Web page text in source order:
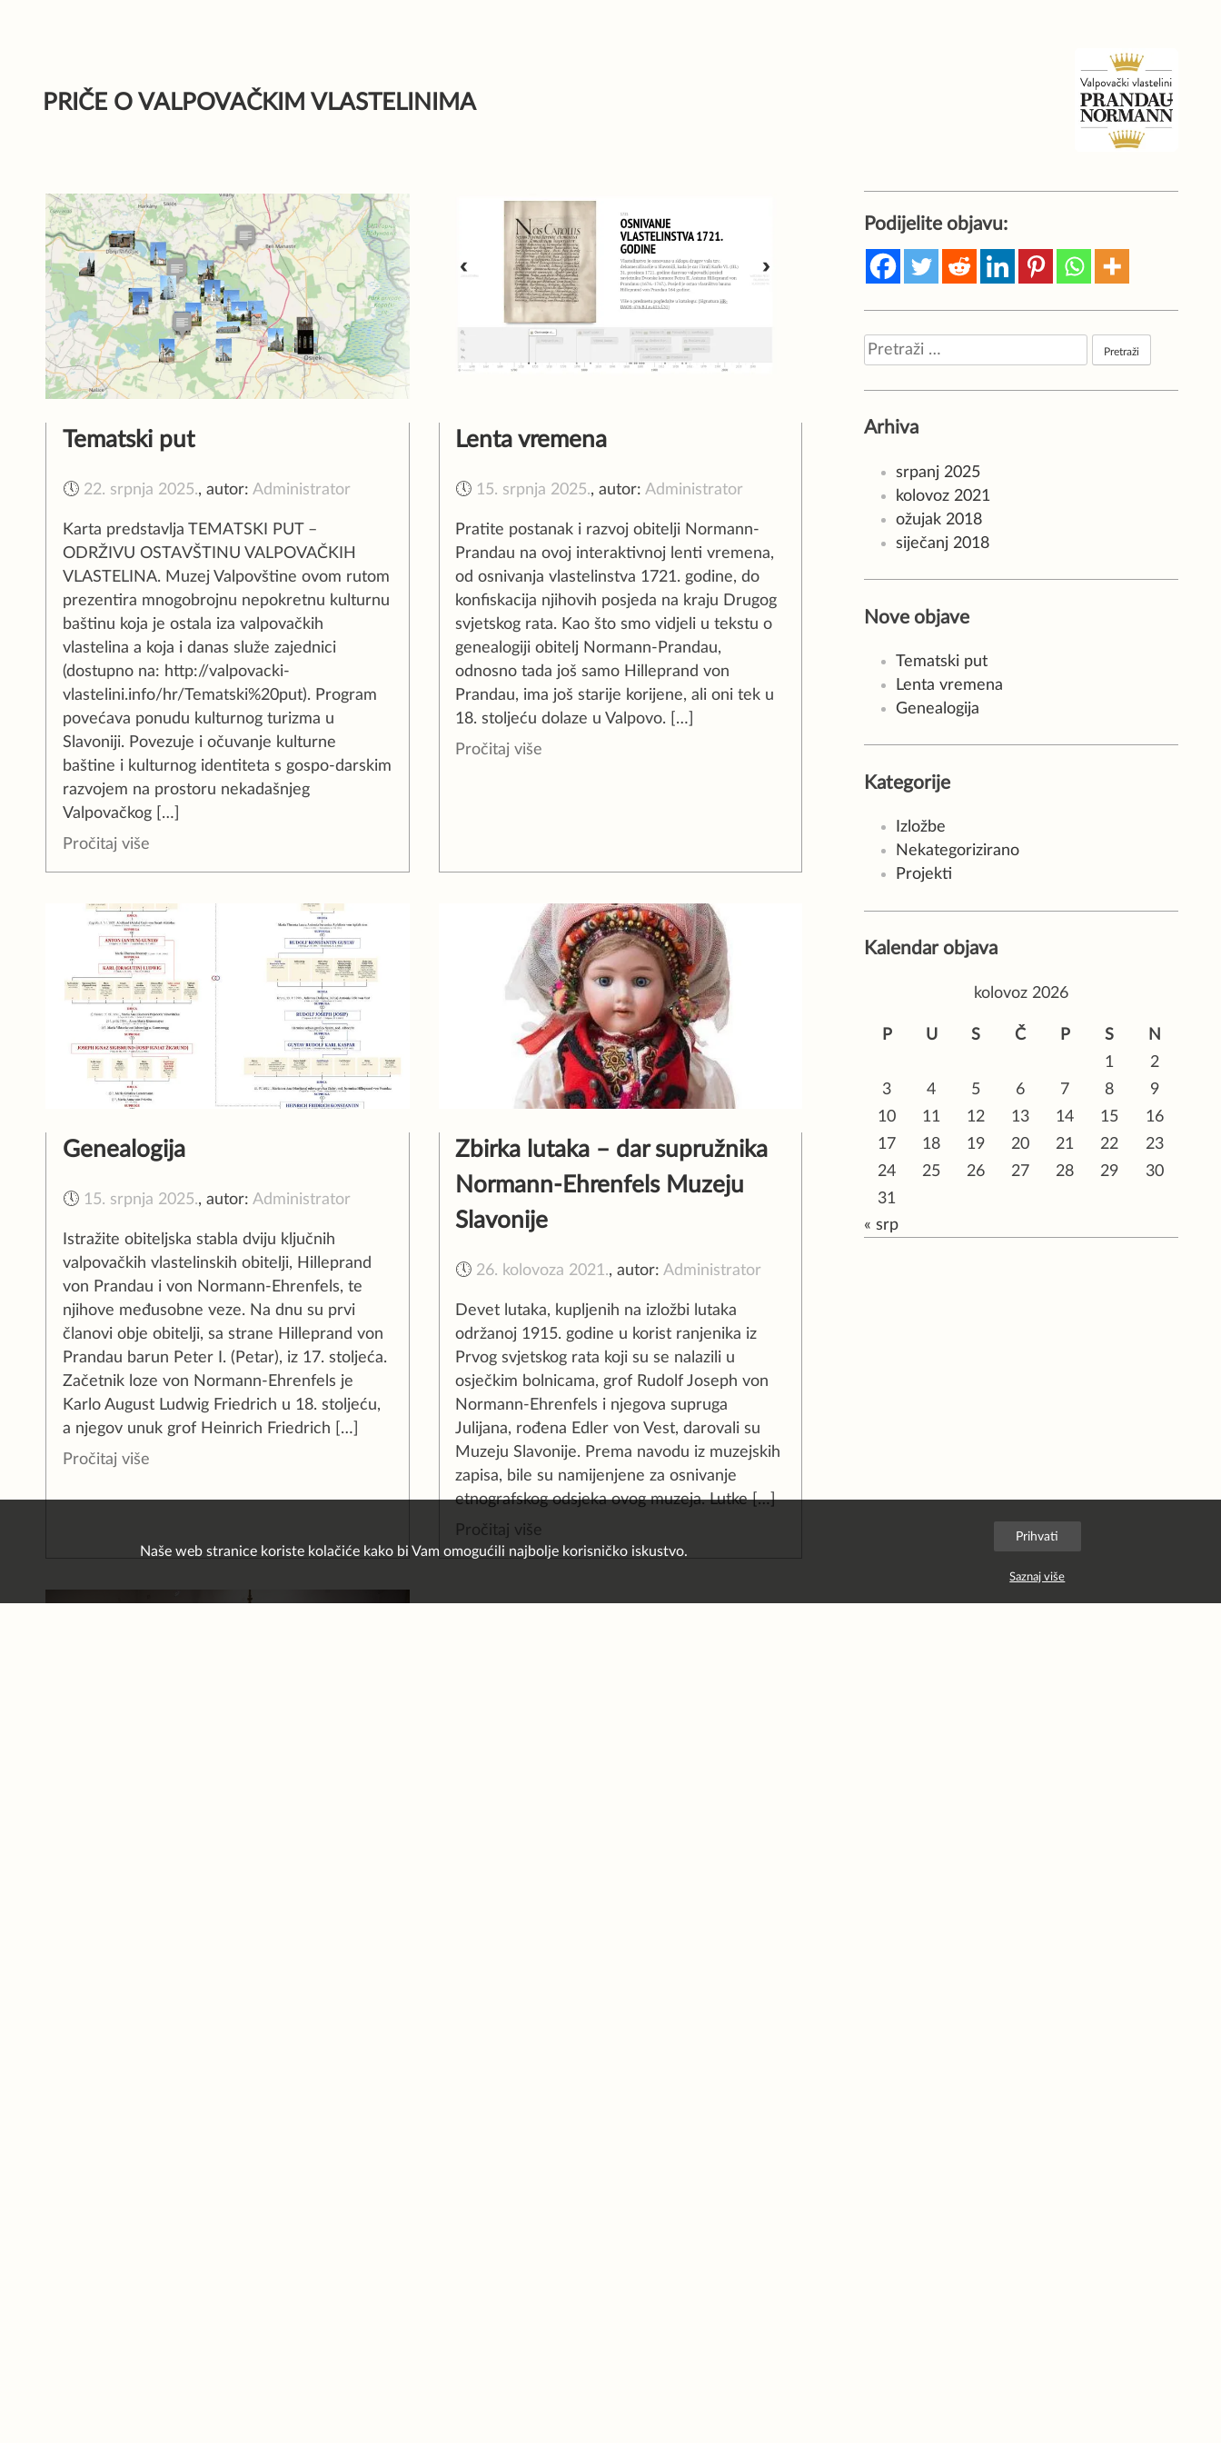
PRIČE O VALPOVAČKIM VLASTELINIMA
Tematski put
🕔 22. srpnja 2025., autor: Administrator
Karta predstavlja TEMATSKI PUT –
ODRŽIVU OSTAVŠTINU VALPOVAČKIH
VLASTELINA. Muzej Valpovštine ovom rutom
prezentira mnogobrojnu nepokretnu kulturnu
baštinu koja je ostala iza valpovačkih
vlastelina a koja i danas služe zajednici
(dostupno na: http://valpovacki-
vlastelini.info/hr/Tematski%20put). Program
povećava ponudu kulturnog turizma u
Slavoniji. Povezuje i očuvanje kulturne
baštine i kulturnog identiteta s gospo-darskim
razvojem na prostoru nekadašnjeg
Valpovačkog […]
Pročitaj više
Lenta vremena
🕔 15. srpnja 2025.,autor:Administrator
Pratite postanak i razvoj obitelji Normann-
Prandau na ovoj interaktivnoj lenti vremena,
od osnivanja vlastelinstva 1721. godine, do
konfiskacija njihovih posjeda na kraju Drugog
svjetskog rata. Kao što smo vidjeli u tekstu o
genealogiji obitelj Normann-Prandau,
odnosno tada još samo Hilleprand von
Prandau, ima još starije korijene, ali oni tek u
18. stoljeću dolaze u Valpovo. […]
Pročitaj više
Genealogija
🕔 15. srpnja 2025., autor: Administrator
Istražite obiteljska stabla dviju ključnih
valpovačkih vlastelinskih obitelji, Hilleprand
von Prandau i von Normann-Ehrenfels, te
njihove međusobne veze. Na dnu su prvi
članovi obje obitelji, sa strane Hilleprand von
Prandau barun Peter I. (Petar), iz 17. stoljeća.
Začetnik loze von Normann-Ehrenfels je
Karlo August Ludwig Friedrich u 18. stoljeću,
a njegov unuk grof Heinrich Friedrich […]
Pročitaj više
Zbirka lutaka – dar supružnika
Normann-Ehrenfels Muzeju
Slavonije
🕔 26. kolovoza 2021.,autor:Administrator
Devet lutaka, kupljenih na izložbi lutaka
održanoj 1915. godine u korist ranjenika iz
Prvog svjetskog rata koji su se nalazili u
osječkim bolnicama, grof Rudolf Joseph von
Normann-Ehrenfels i njegova supruga
Julijana, rođena Edler von Vest, darovali su
Muzeju Slavonije. Prema navodu iz muzejskih
zapisa, bile su namijenjene za osnivanje
etnografskog odsjeka ovog muzeja. Lutke […]
Pročitaj više
Podijelite objavu:
Pretraži:
Arhiva
srpanj 2025
kolovoz 2021
ožujak 2018
siječanj 2018
Nove objave
Tematski put
Lenta vremena
Genealogija
Kategorije
Izložbe
Nekategorizirano
Projekti
Kalendar objava
kolovoz 2026
P U S Č P S
N
1
2
3
4 5 6 7 8
9
10
11 12 13 14 15
16
17
18 19 20 21 22
23
24
25 26 27 28 29
30
31
« srp
Naše web stranice koriste kolačiće kako bi Vam omogućili najbolje korisničko iskustvo.
Prihvati
Saznaj više